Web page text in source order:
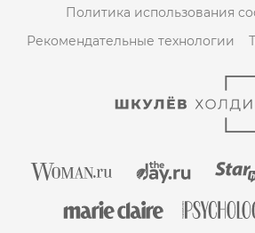
Политика использования
Рекомендательные технологии